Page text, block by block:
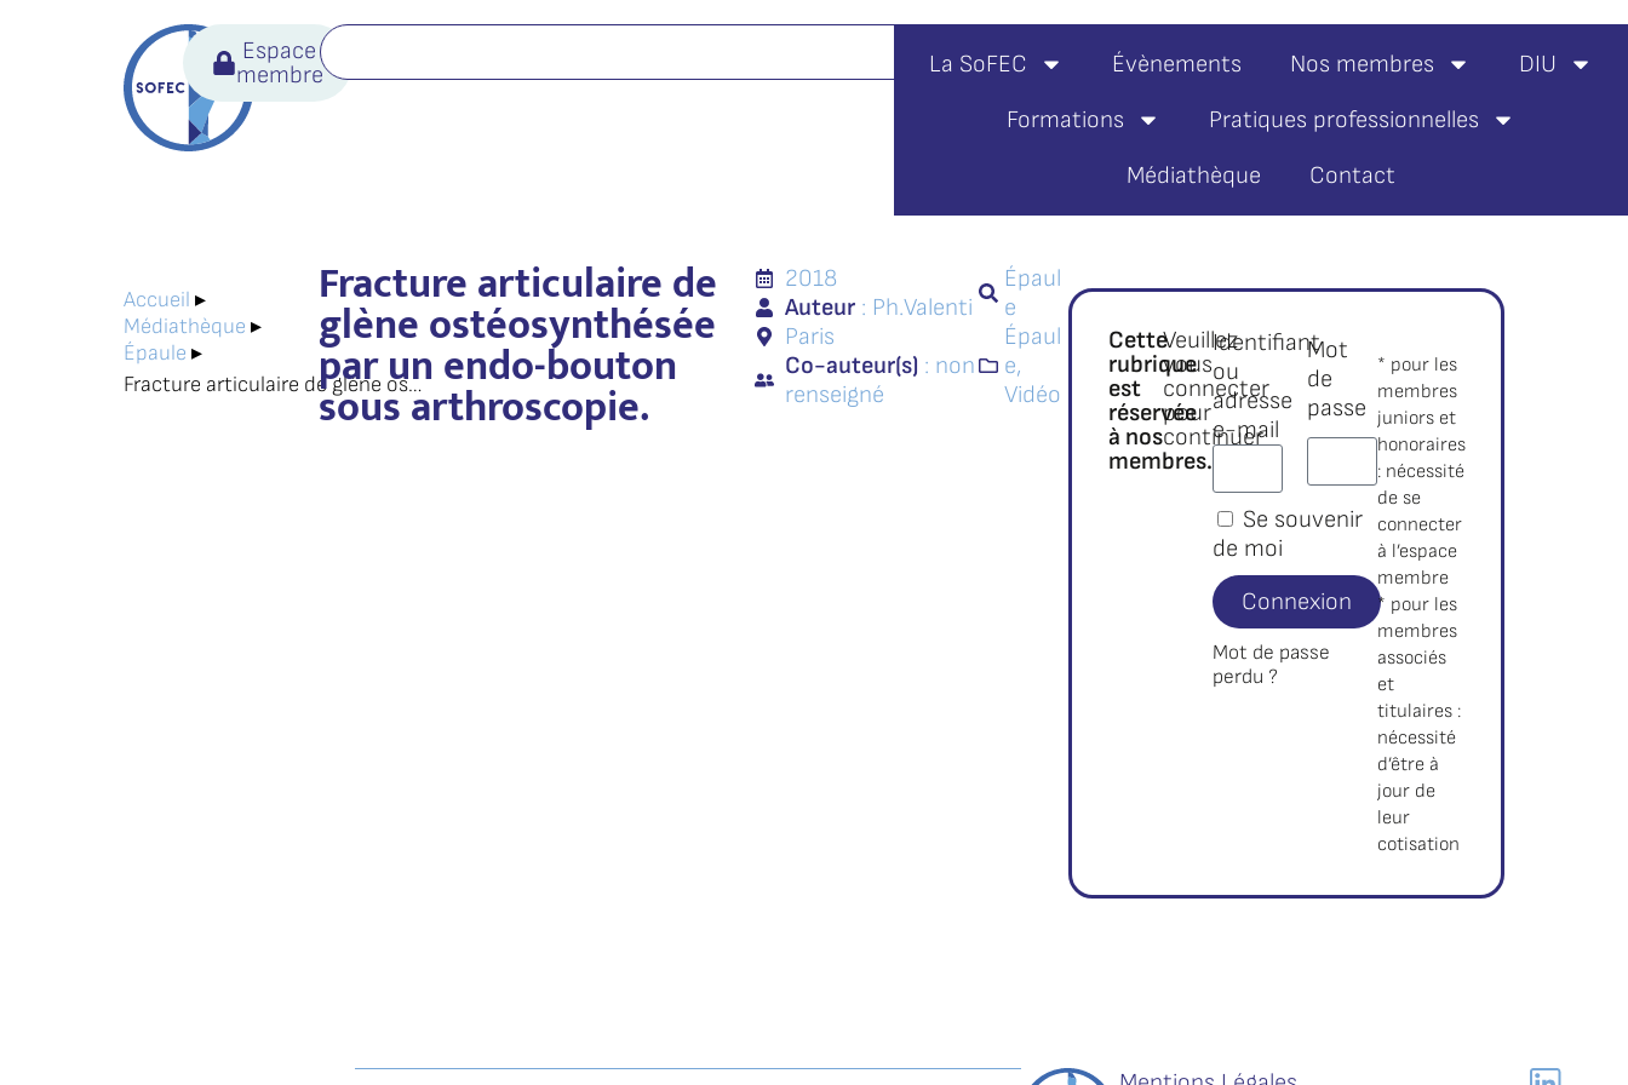
Espace
membre
La SoFEC Évènements Nos membres
DIU
Formations
Pratiques professionnelles
Médiathèque
Contact
Accueil ▸
Médiathèque ▸
Épaule ▸
Fracture articulaire de glène ostéosynthésée par un endo-bouton sous arthroscopie.
Fracture articulaire de
glène ostéosynthésée
par un endo-bouton
sous arthroscopie.
2018
Auteur : Ph.Valenti
Paris
Co-auteur(s) : non
renseigné
Épaul
e
Épaul
e,
Vidéo
Cette
rubrique
est
réservée
à nos
membres.*
Veuillez
vous
connecter
pour
continuer
:
Identifiant
ou
adresse
e-mail
Mot
de
passe
Se souvenir
de moi
Connexion
Mot de passe
perdu ?
* pour les
membres
juniors et
honoraires
: nécessité
de se
connecter
à l’espace
membre
* pour les
membres
associés
et
titulaires :
nécessité
d’être à
jour de
leur
cotisation